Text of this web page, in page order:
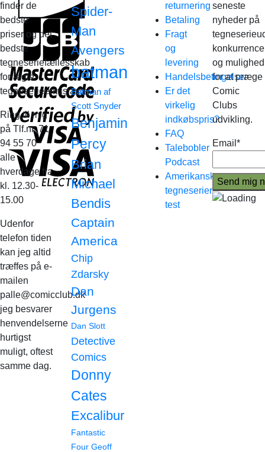
finder de
bedste
priser og det
bedste
tegneseriefællesskab
for ægte
tegneserieentusiaster.
Ring til mig
på Tlf.nr. 71
94 55 70
alle
hverdage fra
kl. 12.30-
15.00
Udenfor
telefon tiden
kan jeg altid
træffes på e-
mailen
palle@comicclub.dk
jeg besvarer
henvendelserne
hurtigst
muligt, oftest
samme dag.
Spider-
Man
Avengers
batman
Batman af
Scott Snyder
Benjamin
Percy
Brian
Michael
Bendis
Captain
America
Chip
Zdarsky
Dan
Jurgens
Dan Slott
Detective
Comics
Donny
Cates
Excalibur
Fantastic
Four Geoff
returnering
Betaling
Fragt
og
levering
Handelsbetingelser
Er det
virkelig
indkøbspris?
FAQ
Talebobler
Podcast
Amerikanske
tegneserier
test
seneste
nyheder på
og mulighed
for at præge
Comic
Clubs
udvikling.
Email*